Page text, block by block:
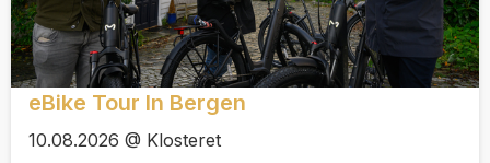
eBike Tour In Bergen
10.08.2026 @ Klosteret